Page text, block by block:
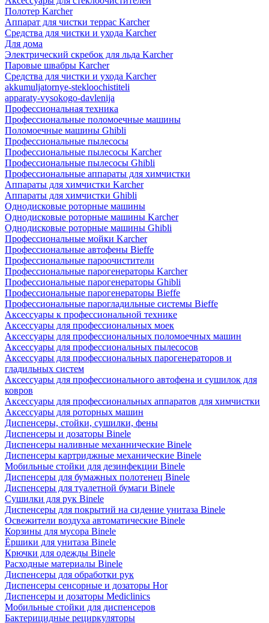
Полотер Karcher
Аппарат для чистки террас Karcher
Средства для чистки и ухода Karcher
Для дома
Электрический скребок для льда Karcher
Паровые швабры Karcher
Средства для чистки и ухода Karcher
akkumuljatornye-stekloochistiteli
apparaty-vysokogo-davlenija
Профессиональная техника
Профессиональные поломоечные машины
Поломоечные машины Ghibli
Профессиональные пылесосы
Профессиональные пылесосы Karcher
Профессиональные пылесосы Ghibli
Профессиональные аппараты для химчистки
Аппараты для химчистки Karcher
Аппараты для химчистки Ghibli
Однодисковые роторные машины
Однодисковые роторные машины Karcher
Однодисковые роторные машины Ghibli
Профессиональные мойки Karcher
Профессиональные автофены Bieffe
Профессиональные пароочистители
Профессиональные парогенераторы Karcher
Профессиональные парогенераторы Ghibli
Профессиональные парогенераторы Bieffe
Профессиональные парогладильные системы Bieffe
Аксессуары к профессиональной технике
Аксессуары для профессиональных моек
Аксессуары для профессиональных поломоечных машин
Аксессуары для профессиональных пылесосов
Аксессуары для профессиональных парогенераторов и
гладильных систем
Аксессуары для профессионального автофена и сушилок для
ковров
Аксессуары для профессиональных аппаратов для химчистки
Аксессуары для роторных машин
Диспенсеры, стойки, сушилки, фены
Диспенсеры и дозаторы Binele
Диспенсеры наливные механнические Binele
Диспенсеры картриджные механические Binele
Мобильные стойки для дезинфекции Binele
Диспенсеры для бумажных полотенец Binele
Диспенсеры для туалетной бумаги Binele
Сушилки для рук Binele
Диспенсеры для покрытий на сидение унитаза Binele
Освежители воздуха автоматические Binele
Корзины для мусора Binele
Ёршики для унитаза Binele
Крючки для одежды Binele
Расходные материалы Binele
Диспенсеры для обработки рук
Диспенсеры сенсорные и дозаторы Hor
Диспенсеры и дозаторы Mediclinics
Мобильные стойки для диспенсеров
Бактерицидные рециркуляторы